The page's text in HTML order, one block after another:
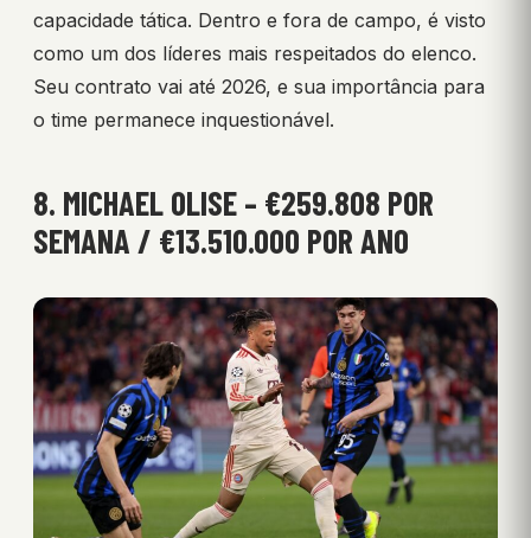
capacidade tática. Dentro e fora de campo, é visto
como um dos líderes mais respeitados do elenco.
Seu contrato vai até 2026, e sua importância para
o time permanece inquestionável.
8. MICHAEL OLISE – €259.808 POR
SEMANA / €13.510.000 POR ANO